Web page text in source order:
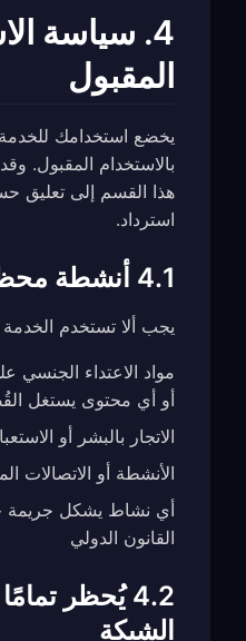
4. سياسة
المقبول
يخضع استخدامك
بالاستخدام المقبول.
هذا القسم إلى تعليق
استرداد.
4.1 أنشطة محظورة تمامًا
يجب ألا تستخدم
أو أي محتوى يستغل
الاتجار بالبشر أو
الأنشطة أو الاتصالات
أي نشاط يشكل جريمة
القانون الدولي
4.2 يُحظر
الشبكة